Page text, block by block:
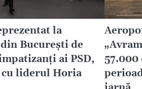
la
Bucureşti de
ai PSD,
liderul Horia
57.000